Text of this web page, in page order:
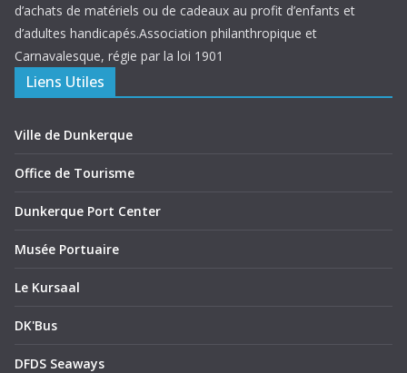
d’achats de matériels ou de cadeaux au profit d’enfants et
d’adultes handicapés.Association philanthropique et
Carnavalesque, régie par la loi 1901
Liens Utiles
Ville de Dunkerque
Office de Tourisme
Dunkerque Port Center
Musée Portuaire
Le Kursaal
DK'Bus
DFDS Seaways